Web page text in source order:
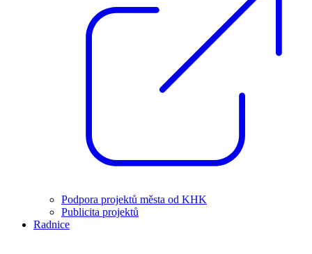
Podpora projektů města od KHK
Publicita projektů
Radnice